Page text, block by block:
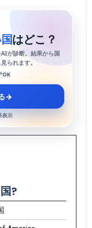
はどこ？
が診断。結果から国
られます。
OK
→
表示
?